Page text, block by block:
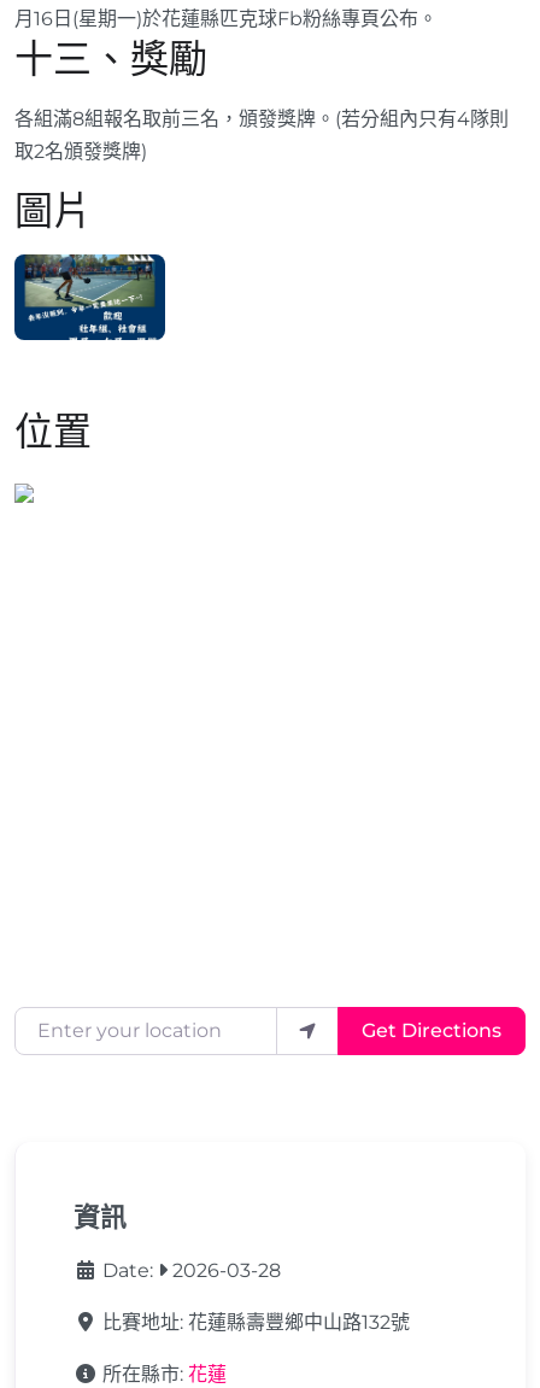
月16日(星期一)於花蓮縣匹克球Fb粉絲專頁公布。
十三、獎勵
各組滿8組報名取前三名，頒發獎牌。(若分組內只有4隊則
取2名頒發獎牌)
圖片
位置
Enter your location Get Directions
資訊
Date: 2026-03-28
比賽地址: 花蓮縣壽豐鄉中山路132號
所在縣市: 花蓮